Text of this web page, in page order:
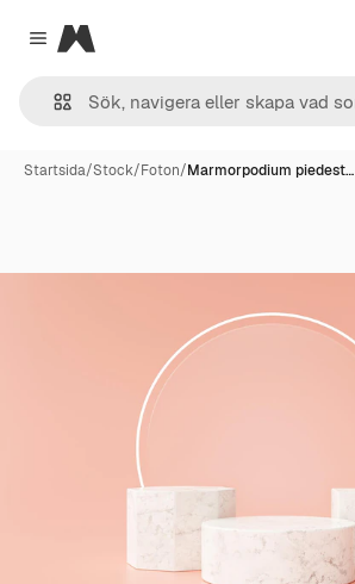
Close menu
Magnific
Startsida/Stock/Foton/Marmorpodium piedest…